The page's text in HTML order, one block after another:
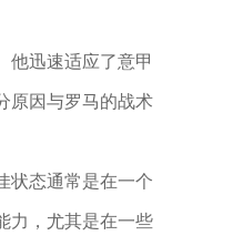
他迅速适应了意甲
原因与罗马的战术
状态通常是在一个
力，尤其是在一些